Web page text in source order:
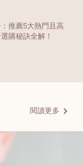
推薦5大熱門且高
購秘訣全解！
閱讀更多